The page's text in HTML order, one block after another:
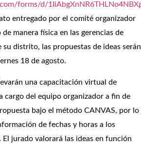
forms/d/1IiAbgX
entregado por el comité organizador
manera física en las gerencias de
su distrito, las propuestas de ideas serán
18 de agosto.
una capacitación virtual de
cargo del equipo organizador a fin de
bajo el método CANVAS, por lo
de fechas y horas a los
jurado valorará las ideas en función